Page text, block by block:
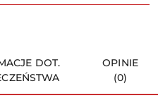
DOT.
OPINIE
(0)